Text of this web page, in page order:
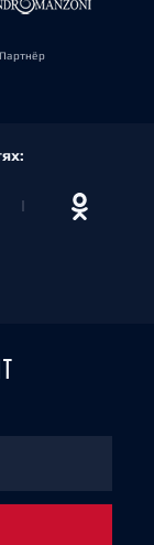
Партнёр